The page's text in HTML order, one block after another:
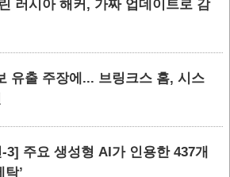
러시아 해커, 가짜 업데이트로 감
유출 주장에... 브링크스 홈, 시스
3] 주요 생성형 AI가 인용한 437개
’